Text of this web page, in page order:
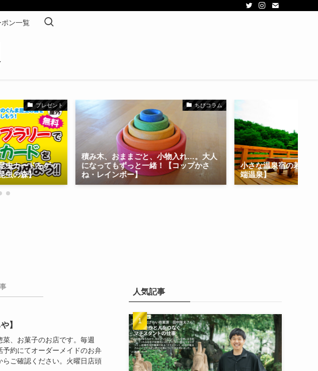
ポン一覧
プレゼント
カードをゲッ
の森】
ちびコラム
積み木、おままごと、小物入れ…。大人
になってもずっと一緒！【コップかさ
ね・レインボー】
小さな温泉宿の若女将は
端温泉】
】
、お菓子のお店です。毎週
約にてオーダーメイドのお弁
ご確認ください。火曜日店頭
人気記事